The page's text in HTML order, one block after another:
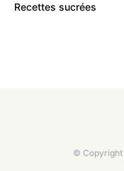
Recettes sucrées
© Copyright